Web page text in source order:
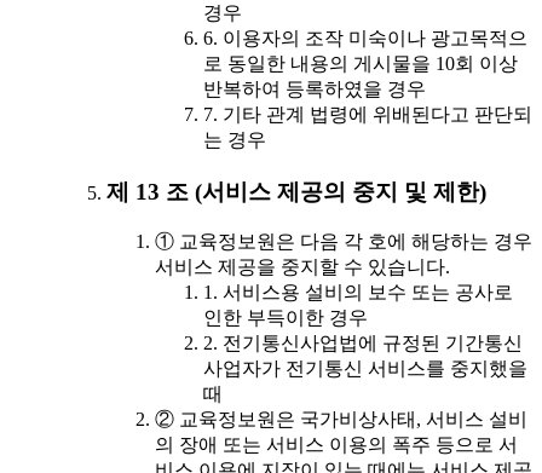
경우
6. 이용자의 조작 미숙이나 광고목적으
로 동일한 내용의 게시물을 10회 이상
반복하여 등록하였을 경우
7. 기타 관계 법령에 위배된다고 판단되
는 경우
제 13 조 (서비스 제공의 중지 및 제한)
① 교육정보원은 다음 각 호에 해당하는 경우
서비스 제공을 중지할 수 있습니다.
1. 서비스용 설비의 보수 또는 공사로
인한 부득이한 경우
2. 전기통신사업법에 규정된 기간통신
사업자가 전기통신 서비스를 중지했을
때
② 교육정보원은 국가비상사태, 서비스 설비
의 장애 또는 서비스 이용의 폭주 등으로 서